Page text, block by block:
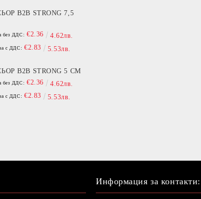
B2B STRONG 7,5
без ДДС: €2.36 4.62лв.
с ДДС: €2.83 5.53лв.
B2B STRONG 5 СМ
без ДДС: €2.36 4.62лв.
с ДДС: €2.83 5.53лв.
Информация за контакти: